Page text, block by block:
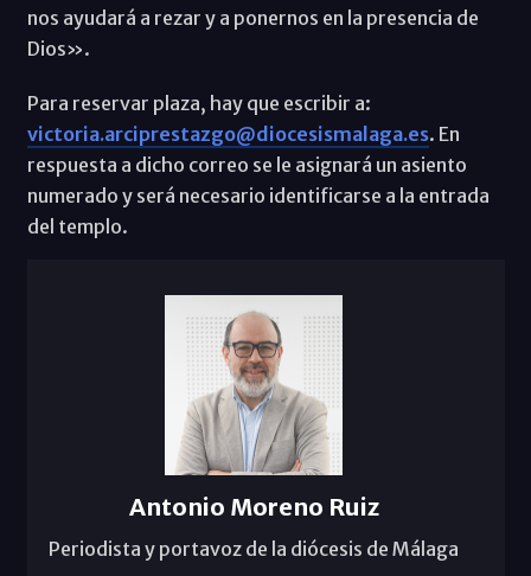
nos ayudará a rezar y a ponernos en la presencia de
Dios».
Para reservar plaza, hay que escribir a:
victoria.arciprestazgo@diocesismalaga.es. En
respuesta a dicho correo se le asignará un asiento
numerado y será necesario identificarse a la entrada
del templo.
Antonio Moreno Ruiz
Periodista y portavoz de la diócesis de Málaga